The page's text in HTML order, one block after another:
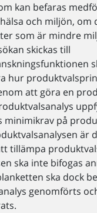
kan befaras
och miljön, om
som är mindre
skickas till
hur
att göra en
minimikrav på
är
tillämpa
ska inte bifogas
ska dock
genomförts